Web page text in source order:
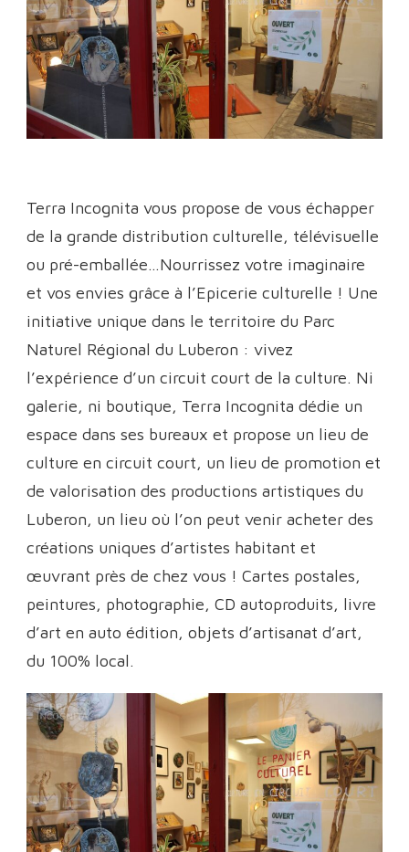
Terra Incognita vous propose de vous échapper
de la grande distribution culturelle, télévisuelle
ou pré-emballée…Nourrissez votre imaginaire
et vos envies grâce à l’Epicerie culturelle ! Une
initiative unique dans le territoire du Parc
Naturel Régional du Luberon : vivez
l’expérience d’un circuit court de la culture. Ni
galerie, ni boutique, Terra Incognita dédie un
espace dans ses bureaux et propose un lieu de
culture en circuit court, un lieu de promotion et
de valorisation des productions artistiques du
Luberon, un lieu où l’on peut venir acheter des
créations uniques d’artistes habitant et
œuvrant près de chez vous ! Cartes postales,
peintures, photographie, CD autoproduits, livre
d’art en auto édition, objets d’artisanat d’art,
du 100% local.